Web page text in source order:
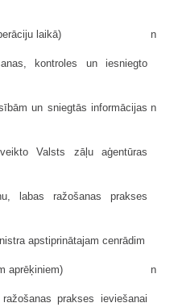
laikā) n
kontroles un iesniegto
un sniegtās informācijas n
Valsts zāļu aģentūras
labas ražošanas prakses
apstiprinātajam cenrādim
aprēķiniem) n
prakses ieviešanai